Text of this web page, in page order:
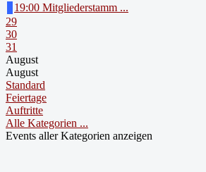
19:00 Mitgliederstamm ...
29
30
31
August
August
Standard
Feiertage
Auftritte
Alle Kategorien ...
Events aller Kategorien anzeigen